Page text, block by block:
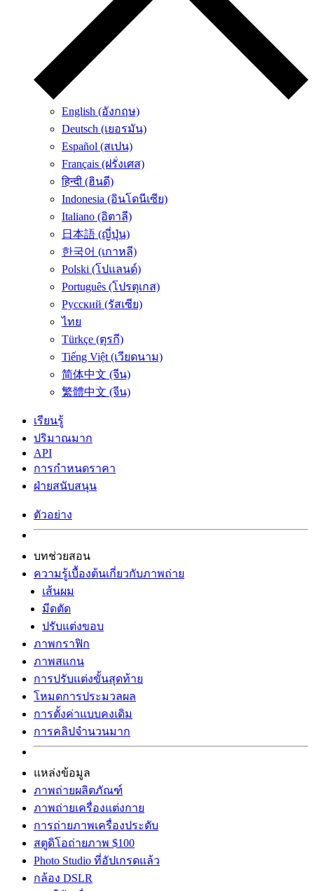
English (อังกฤษ)
Deutsch (เยอรมัน)
Español (สเปน)
Français (ฝรั่งเศส)
हिन्दी (ฮินดี)
Indonesia (อินโดนีเซีย)
Italiano (อิตาลี)
日本語 (ญี่ปุ่น)
한국어 (เกาหลี)
Polski (โปแลนด์)
Português (โปรตุเกส)
Русский (รัสเซีย)
ไทย
Türkçe (ตุรกี)
Tiếng Việt (เวียดนาม)
简体中文 (จีน)
繁體中文 (จีน)
เรียนรู้
ปริมาณมาก
API
การกำหนดราคา
ฝ่ายสนับสนุน
ตัวอย่าง
บทช่วยสอน
ความรู้เบื้องต้นเกี่ยวกับภาพถ่าย
เส้นผม
มีดตัด
ปรับแต่งขอบ
ภาพกราฟิก
ภาพสแกน
การปรับแต่งขั้นสุดท้าย
โหมดการประมวลผล
การตั้งค่าแบบคงเดิม
การคลิปจำนวนมาก
แหล่งข้อมูล
ภาพถ่ายผลิตภัณฑ์
ภาพถ่ายเครื่องแต่งกาย
การถ่ายภาพเครื่องประดับ
สตูดิโอถ่ายภาพ $100
Photo Studio ที่อัปเกรดแล้ว
กล้อง DSLR